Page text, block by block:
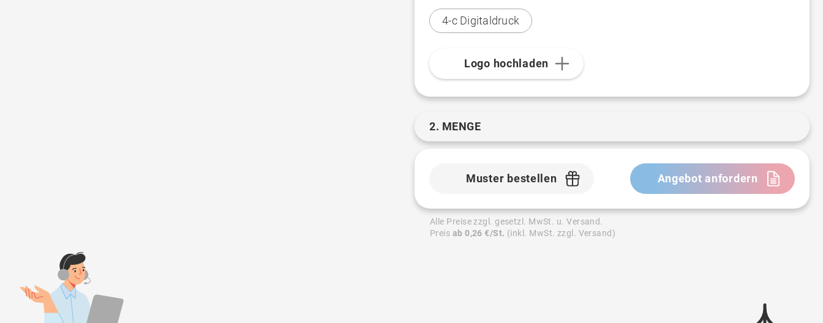
4-c Digitaldruck
Logo hochladen
2. MENGE
Muster bestellen Angebot anfordern
Alle Preise zzgl. gesetzl. MwSt. u. Versand.
Preis ab 0,26 €/St. (inkl. MwSt. zzgl. Versand)